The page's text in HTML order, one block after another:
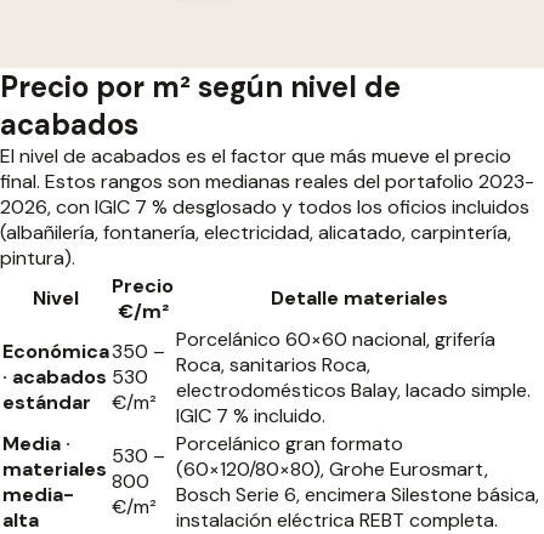
Precio por m² según nivel de
acabados
El nivel de acabados es el factor que más mueve el precio
final. Estos rangos son medianas reales del portafolio 2023-
2026, con IGIC 7 % desglosado y todos los oficios incluidos
(albañilería, fontanería, electricidad, alicatado, carpintería,
pintura).
Nivel
Precio
€/m²
Detalle materiales
Económica
· acabados
estándar
350 –
530
€/m²
Porcelánico 60×60 nacional, grifería
Roca, sanitarios Roca,
electrodomésticos Balay, lacado simple.
IGIC 7 % incluido.
Media ·
materiales
media-
alta
530 –
800
€/m²
Porcelánico gran formato
(60×120/80×80), Grohe Eurosmart,
Bosch Serie 6, encimera Silestone básica,
instalación eléctrica REBT completa.